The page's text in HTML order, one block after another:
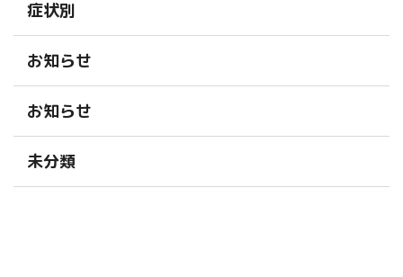
症状別
お知らせ
お知らせ
未分類